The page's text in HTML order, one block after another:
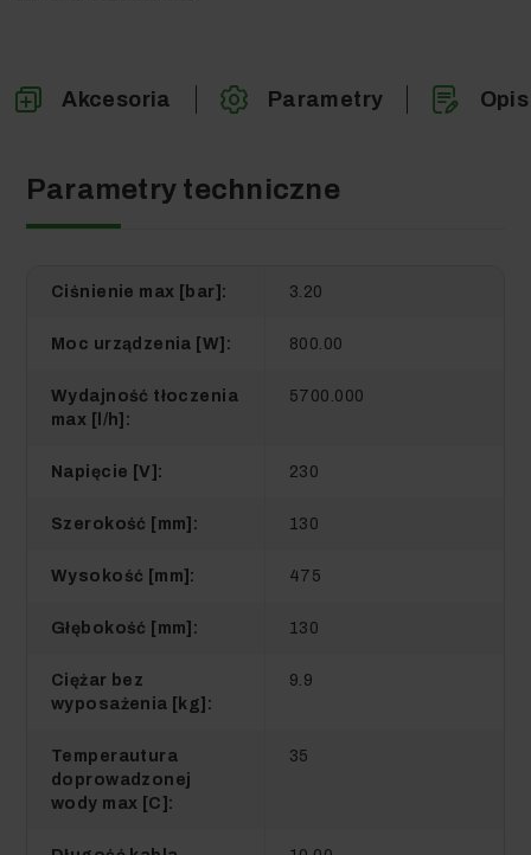
Akcesoria Parametry Opis
Parametry techniczne
Ciśnienie max [bar]: 3.20
Moc urządzenia [W]: 800.00
Wydajność tłoczenia
max [l/h]:
5700.000
Napięcie [V]: 230
Szerokość [mm]: 130
Wysokość [mm]: 475
Głębokość [mm]: 130
Ciężar bez
wyposażenia [kg]:
9.9
Temperautura
doprowadzonej
wody max [C]:
35